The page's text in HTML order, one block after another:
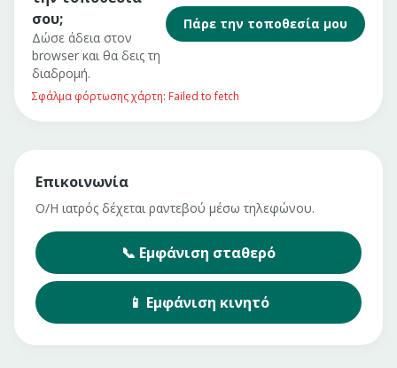
σου;
Δώσε άδεια στον
browser και θα δεις τη
διαδρομή.
Πάρε την τοποθεσία μου
Σφάλμα φόρτωσης χάρτη: Failed to fetch
Επικοινωνία
Ο/Η ιατρός δέχεται ραντεβού μέσω τηλεφώνου.
📞 Εμφάνιση σταθερό
📱 Εμφάνιση κινητό